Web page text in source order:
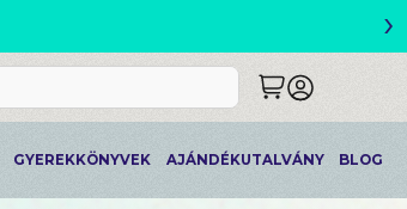
›
GYEREKKÖNYVEK AJÁNDÉKUTALVÁNY BLOG